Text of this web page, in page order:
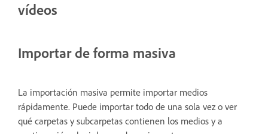
vídeos
Importar de forma masiva
La importación masiva permite importar medios
rápidamente. Puede importar todo de una sola vez o ver
qué carpetas y subcarpetas contienen los medios y a